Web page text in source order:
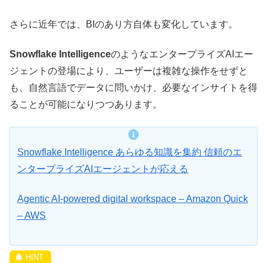
さらに近年では、BIのあり方自体も変化しています。
Snowflake IntelligenceのようなエンタープライズAIエー
ジェントの登場により、ユーザーは複雑な操作をせずと
も、自然言語でデータに問いかけ、必要なインサイトを得
ることが可能になりつつあります。
Snowflake Intelligence あらゆる知識を集約 信頼のエ
ンタープライズAIエージェントが応える
Agentic AI-powered digital workspace – Amazon Quick
– AWS